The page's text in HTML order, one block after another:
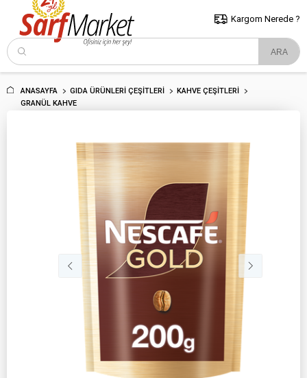
5000 TL ve Üzeri Alışverişlerde İstanbul İçi Kargo Bedava!
ve Trakya İçin Tıklayın..
Kargom Nerede ?
ANASAYFA GIDA ÜRÜNLERI ÇEŞITLERI
KAHVE ÇEŞITLERI
GRANÜL KAHVE